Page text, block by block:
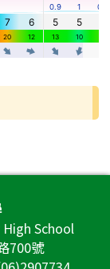
School
700號